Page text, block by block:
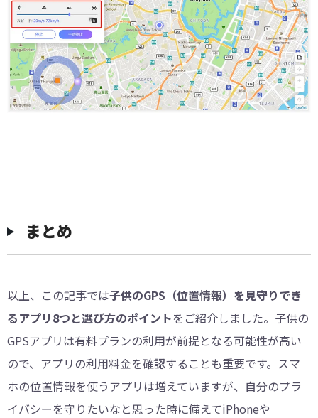
まとめ
以上、この記事では子供のGPS（位置情報）を見守りでき
るアプリ8つと選び方のポイントをご紹介しました。子供の
GPSアプリは有料プランの利用が前提となる可能性が高い
ので、アプリの利用料金を確認することも重要です。スマ
ホの位置情報を使うアプリは増えていますが、自分のプラ
イバシーを守りたいなと思った時に備えてiPhoneや